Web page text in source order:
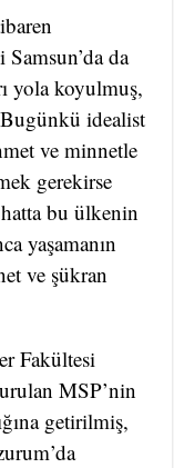
da
yola koyulmuş,
Bugünkü idealist
ve minnetle
gerekirse
bu ülkenin
yaşamanın
ve şükran
Fakültesi
MSP’nin
getirilmiş,